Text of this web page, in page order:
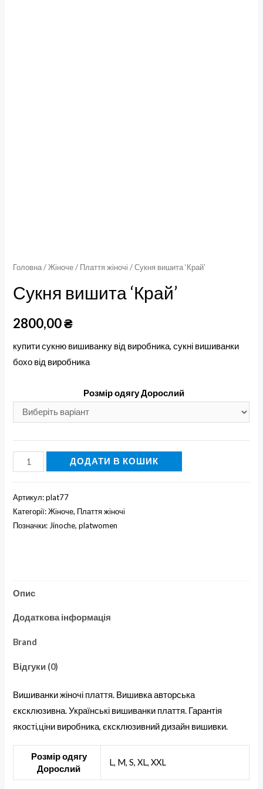
Головна/Жіноче/ Плаття жіночі / Сукня вишита ‘Край’
Сукня вишита ‘Край’
2800,00₴
купити сукню вишиванку від виробника, сукні вишиванки
бохо від виробника
Розмір одягу Дорослий
Сукня
вишита
кількість
ДОДАТИ В КОШИК
Артикул:plat77
Категорії:Жіноче, Плаття жіночі
Позначки:Jinoche,platwomen
Опис
Додаткова інформація
Brand
Відгуки (0)
Вишиванки жіночі плаття. Вишивка авторська
єксклюзивна. Українські вишиванки плаття. Гарантія
якості,ціни виробника, єксклюзивний дизайн вишивки.
Розмір одягу
Дорослий
L, M, S, XL, XXL